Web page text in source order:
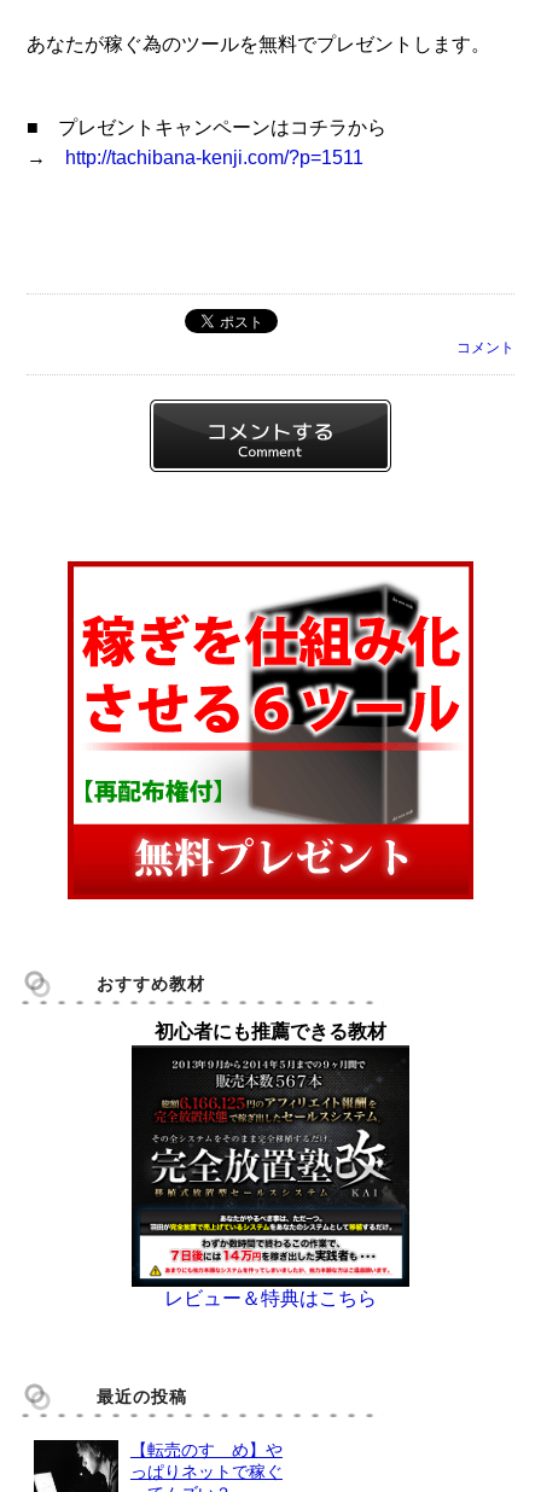
あなたが稼ぐ為のツールを無料でプレゼントします。
■ プレゼントキャンペーンはコチラから
→ http://tachibana-kenji.com/?p=1511
コメント
おすすめ教材
初心者にも推薦できる教材
レビュー＆特典はこちら
最近の投稿
【転売のすゝめ】や
っぱりネットで稼ぐ